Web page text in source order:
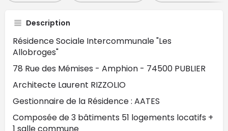
Description
Résidence Sociale Intercommunale "Les
Allobroges"
78 Rue des Mémises - Amphion - 74500 PUBLIER
Architecte Laurent RIZZOLIO
Gestionnaire de la Résidence : AATES
Composée de 3 bâtiments 51 logements locatifs +
1 salle commune